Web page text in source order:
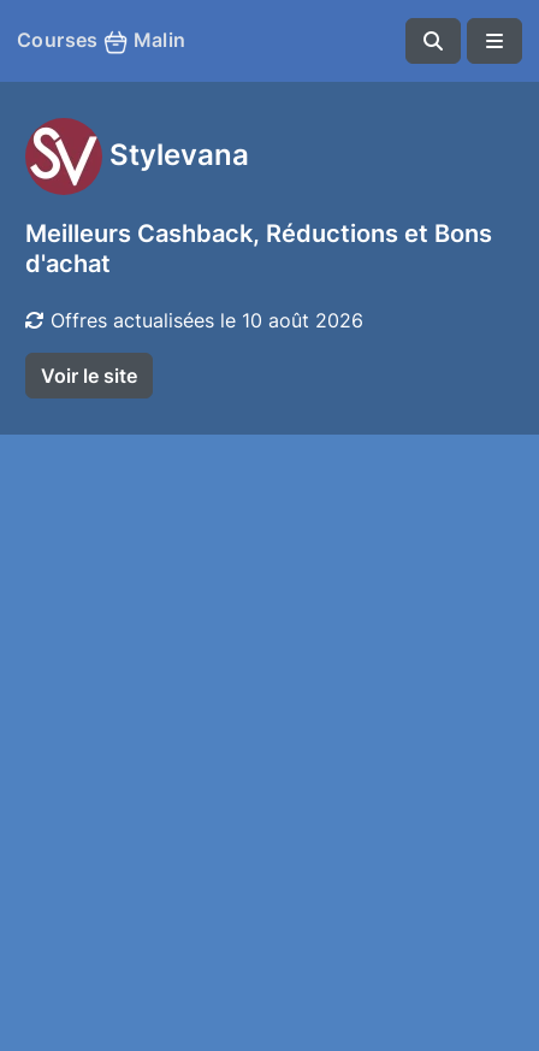
Courses Malin
Stylevana
Meilleurs Cashback, Réductions et Bons
d'achat
Offres actualisées le 10 août 2026
Voir le site